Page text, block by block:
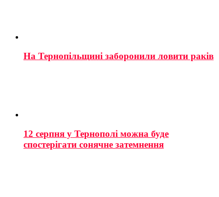
На Тернопільщині заборонили ловити раків
12 серпня у Тернополі можна буде
спостерігати сонячне затемнення